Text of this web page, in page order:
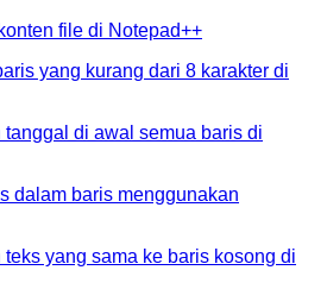
file di Notepad++
yang kurang dari 8 karakter di
di awal semua baris di
dalam baris menggunakan
yang sama ke baris kosong di